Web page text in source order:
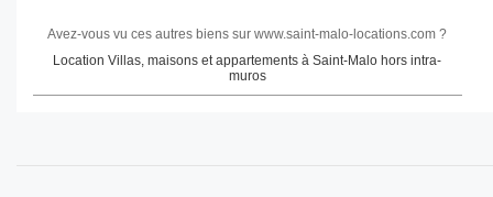
Avez-vous vu ces autres biens sur www.saint-malo-locations.com ?
Location Villas, maisons et appartements à Saint-Malo hors intra-
muros